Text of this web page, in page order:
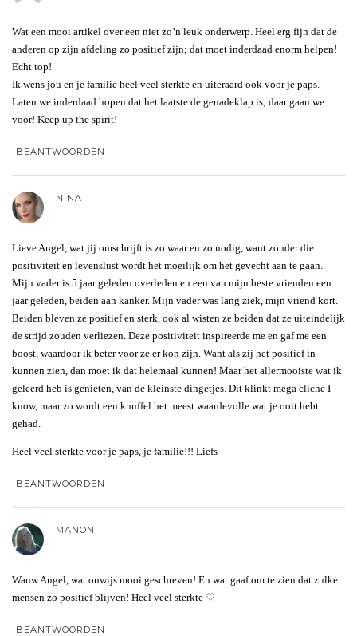
Wat een mooi artikel over een niet zo’n leuk onderwerp. Heel erg fijn dat de
anderen op zijn afdeling zo positief zijn; dat moet inderdaad enorm helpen!
Echt top!
Ik wens jou en je familie heel veel sterkte en uiteraard ook voor je paps.
Laten we inderdaad hopen dat het laatste de genadeklap is; daar gaan we
voor! Keep up the spirit!
BEANTWOORDEN
NINA
Lieve Angel, wat jij omschrijft is zo waar en zo nodig, want zonder die
positiviteit en levenslust wordt het moeilijk om het gevecht aan te gaan.
Mijn vader is 5 jaar geleden overleden en een van mijn beste vrienden een
jaar geleden, beiden aan kanker. Mijn vader was lang ziek, mijn vriend kort.
Beiden bleven ze positief en sterk, ook al wisten ze beiden dat ze uiteindelijk
de strijd zouden verliezen. Deze positiviteit inspireerde me en gaf me een
boost, waardoor ik beter voor ze er kon zijn. Want als zij het positief in
kunnen zien, dan moet ik dat helemaal kunnen! Maar het allermooiste wat ik
geleerd heb is genieten, van de kleinste dingetjes. Dit klinkt mega cliche I
know, maar zo wordt een knuffel het meest waardevolle wat je ooit hebt
gehad.
Heel veel sterkte voor je paps, je familie!!! Liefs
BEANTWOORDEN
MANON
Wauw Angel, wat onwijs mooi geschreven! En wat gaaf om te zien dat zulke
mensen zo positief blijven! Heel veel sterkte ♡
BEANTWOORDEN